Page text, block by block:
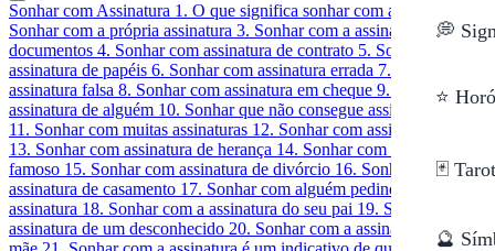
💭
⭐
🃏
🔮
Sonhar com Assinatura 1. O que significa sonhar com assinatura?
Sonhar com a própria assinatura 3. Sonhar com a assinatura de
documentos 4. Sonhar com assinatura de contrato 5. Sonhar com
assinatura de papéis 6. Sonhar com assinatura errada 7. Sonhar com
assinatura falsa 8. Sonhar com assinatura em cheque 9. Sonhar com
assinatura de alguém 10. Sonhar que não consegue assinar o nome
11. Sonhar com muitas assinaturas 12. Sonhar com assinatura digital
13. Sonhar com assinatura de herança 14. Sonhar com assinatura de
famoso 15. Sonhar com assinatura de divórcio 16. Sonhar com
assinatura de casamento 17. Sonhar com alguém pedindo a sua
assinatura 18. Sonhar com a assinatura do seu pai 19. Sonhar com a
assinatura de um desconhecido 20. Sonhar com a assinatura da sua